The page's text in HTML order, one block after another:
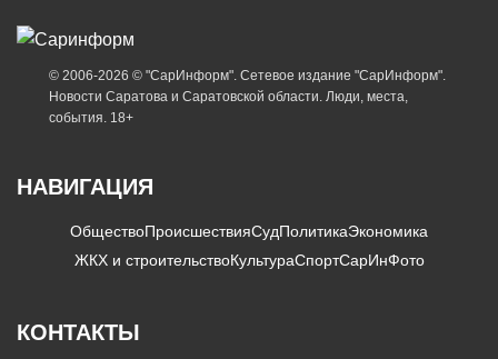
© 2006-2026 © "СарИнформ". Сетевое издание "СарИнформ".
Новости Саратова и Саратовской области. Люди, места,
события. 18+
НАВИГАЦИЯ
ОбществоПроисшествияСудПолитикаЭкономика
ЖКХ и строительствоКультураСпортСарИнФото
КОНТАКТЫ